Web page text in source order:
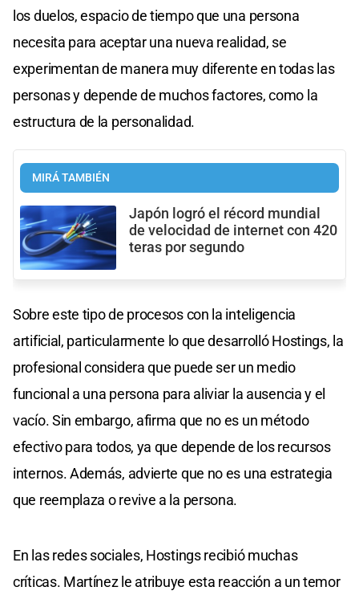
los duelos, espacio de tiempo que una persona
necesita para aceptar una nueva realidad, se
experimentan de manera muy diferente en todas las
personas y depende de muchos factores, como la
estructura de la personalidad.
MIRÁ TAMBIÉN
Japón logró el récord mundial
de velocidad de internet con 420
teras por segundo
Sobre este tipo de procesos con la inteligencia
artificial, particularmente lo que desarrolló Hostings, la
profesional considera que puede ser un medio
funcional a una persona para aliviar la ausencia y el
vacío. Sin embargo, afirma que no es un método
efectivo para todos, ya que depende de los recursos
internos. Además, advierte que no es una estrategia
que reemplaza o revive a la persona.
En las redes sociales, Hostings recibió muchas
críticas. Martínez le atribuye esta reacción a un temor